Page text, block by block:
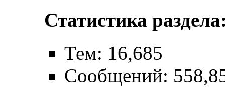
Статистика
Тем: 16,685
Сообщений: